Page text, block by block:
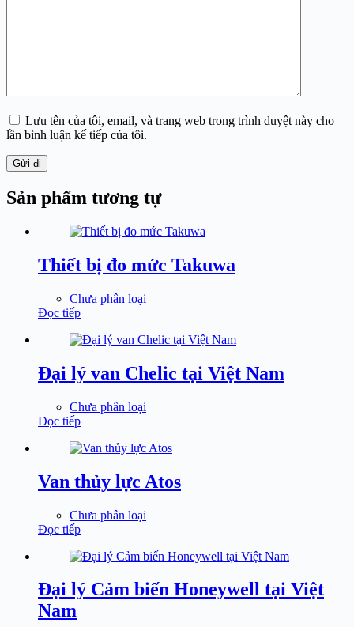
Lưu tên của tôi, email, và trang web trong trình duyệt này cho
lần bình luận kế tiếp của tôi.
Gửi đi
Sản phẩm tương tự
Thiết bị đo mức Takuwa
Chưa phân loại
Đọc tiếp
Đại lý van Chelic tại Việt Nam
Chưa phân loại
Đọc tiếp
Van thủy lực Atos
Chưa phân loại
Đọc tiếp
Đại lý Cảm biến Honeywell tại Việt
Nam